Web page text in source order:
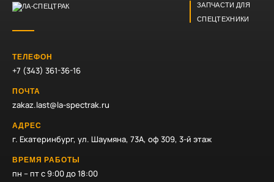
ЗАПЧАСТИ ДЛЯ
СПЕЦТЕХНИКИ
ТЕЛЕФОН
+7 (343) 361-36-16
ПОЧТА
zakaz.last@la-spectrak.ru
АДРЕС
г. Екатеринбург, ул. Шаумяна, 73А, оф 309, 3-й этаж
ВРЕМЯ РАБОТЫ
пн – пт с 9:00 до 18:00